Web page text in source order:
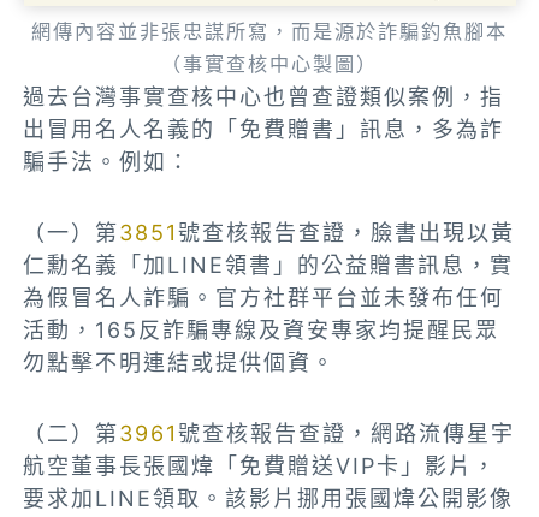
網傳內容並非張忠謀所寫，而是源於詐騙釣魚腳本
（事實查核中心製圖）
過去台灣事實查核中心也曾查證類似案例，指
出冒用名人名義的「免費贈書」訊息，多為詐
騙手法。例如：
（一）第3851號查核報告查證，臉書出現以黃
仁勳名義「加LINE領書」的公益贈書訊息，實
為假冒名人詐騙。官方社群平台並未發布任何
活動，165反詐騙專線及資安專家均提醒民眾
勿點擊不明連結或提供個資。
（二）第3961號查核報告查證，網路流傳星宇
航空董事長張國煒「免費贈送VIP卡」影片，
要求加LINE領取。該影片挪用張國煒公開影像